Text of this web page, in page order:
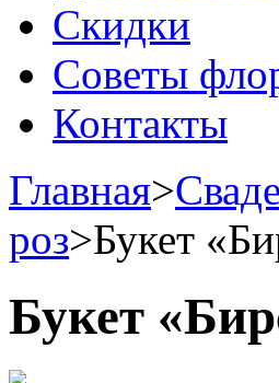
Скидки
Советы
Контакты
Главная>
роз>Букет
Букет